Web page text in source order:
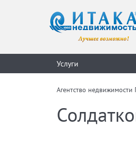
Услуги
Агентство недвижимости